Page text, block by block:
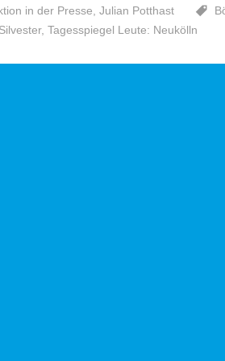
in der Presse Julian Potthast
Silvester, Tagesspiegel Leute: Neukölln